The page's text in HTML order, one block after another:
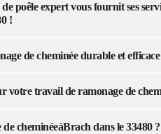
poêle expert vous fournit ses
!
de cheminée durable et
votre travail de ramonage de
cheminéeàBrach dans le 33480 ?